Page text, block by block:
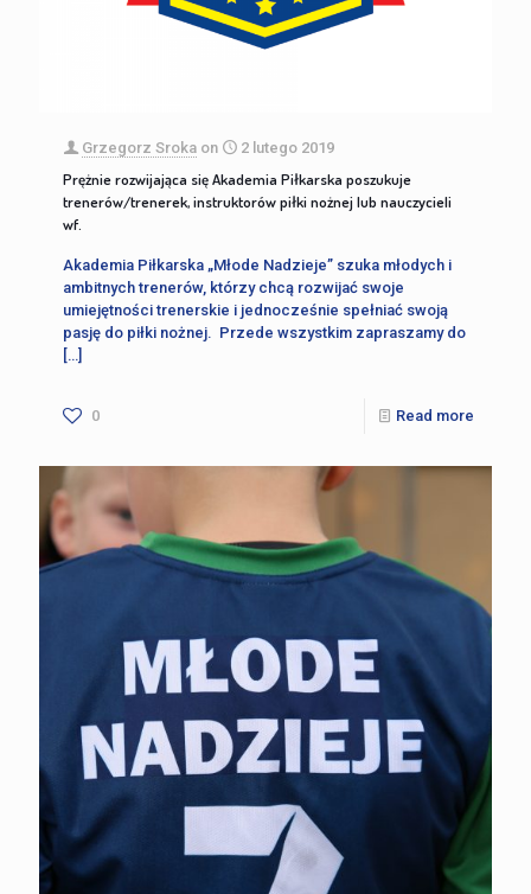
Grzegorz Sroka on 2 lutego 2019
Prężnie rozwijająca się Akademia Piłkarska poszukuje
trenerów/trenerek, instruktorów piłki nożnej lub nauczycieli
wf.
Akademia Piłkarska „Młode Nadzieje” szuka młodych i
ambitnych trenerów, którzy chcą rozwijać swoje
umiejętności trenerskie i jednocześnie spełniać swoją
pasję do piłki nożnej. Przede wszystkim zapraszamy do
[…]
0 Read more